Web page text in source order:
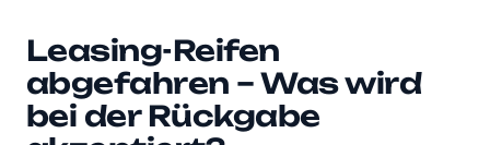
Leasing-Reifen
abgefahren – Was wird
bei der Rückgabe